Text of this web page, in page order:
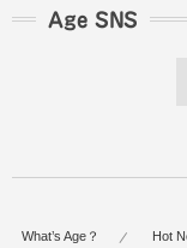
Age SNS
What’s Age？ Hot